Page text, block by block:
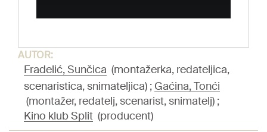
AUTOR:
Fradelić, Sunčica (montažerka, redateljica,
scenaristica, snimateljica) ; Gaćina, Tonći
(montažer, redatelj, scenarist, snimatelj) ;
Kino klub Split (producent)